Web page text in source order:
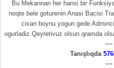
Bu Mekannan her hansi bir
noqte bele goturenin Anasi Bacisi
cixan boynu yogun gede
ogurladiz.Qeyretivuz olsun qramda
---
Tanışlıqda
---